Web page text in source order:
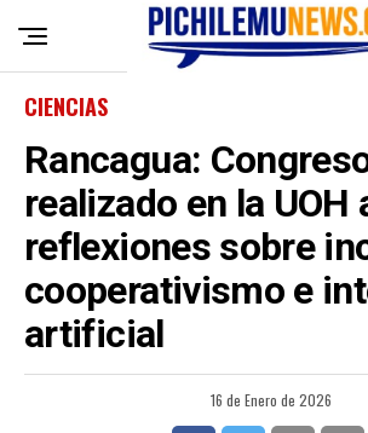
CIENCIAS
Rancagua:
realizado en la UOH
reflexiones sobre
cooperativismo e
artificial
16 de Enero de 2026